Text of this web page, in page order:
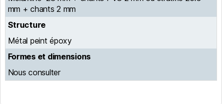
mm + chants 2 mm
Structure
Métal peint époxy
Formes et dimensions
Nous consulter